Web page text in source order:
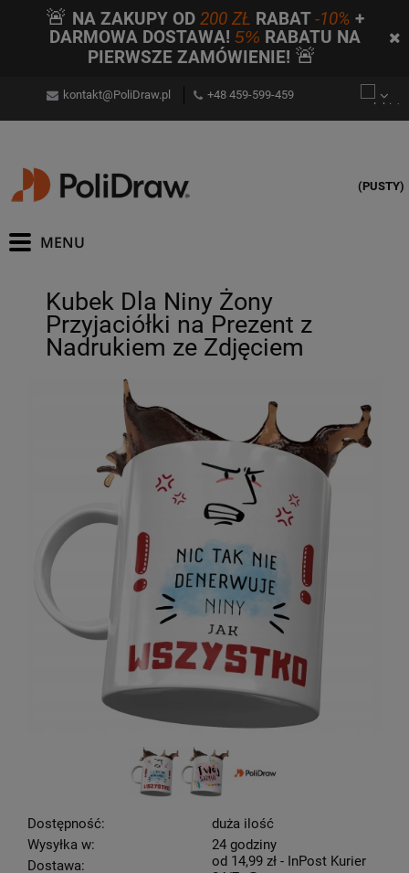
🚨 NA ZAKUPY OD200 ZŁ RABAT-10% +
DARMOWA DOSTAWA! 5% RABATU NA
PIERWSZE ZAMÓWIENIE! 🚨
kontakt@PoliDraw.pl +48 459-599-459
(PUSTY)
Kubek Dla Niny Żony
Przyjaciółki na Prezent z
Nadrukiem ze Zdjęciem
Dostępność:
duża ilość
Wysyłka w:
24 godziny
Dostawa:
od 14,99 zł - InPost Kurier